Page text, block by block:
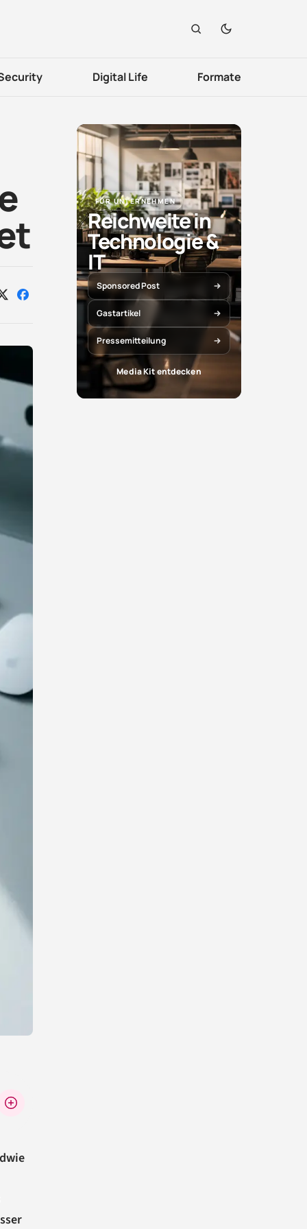
Digital Life Formate
Auf Auf
FÜR UNTERNEHMEN
Reichweite in
Technologie &
IT
Sponsored Post
Gastartikel
Pressemitteilung
Media Kit entdecken